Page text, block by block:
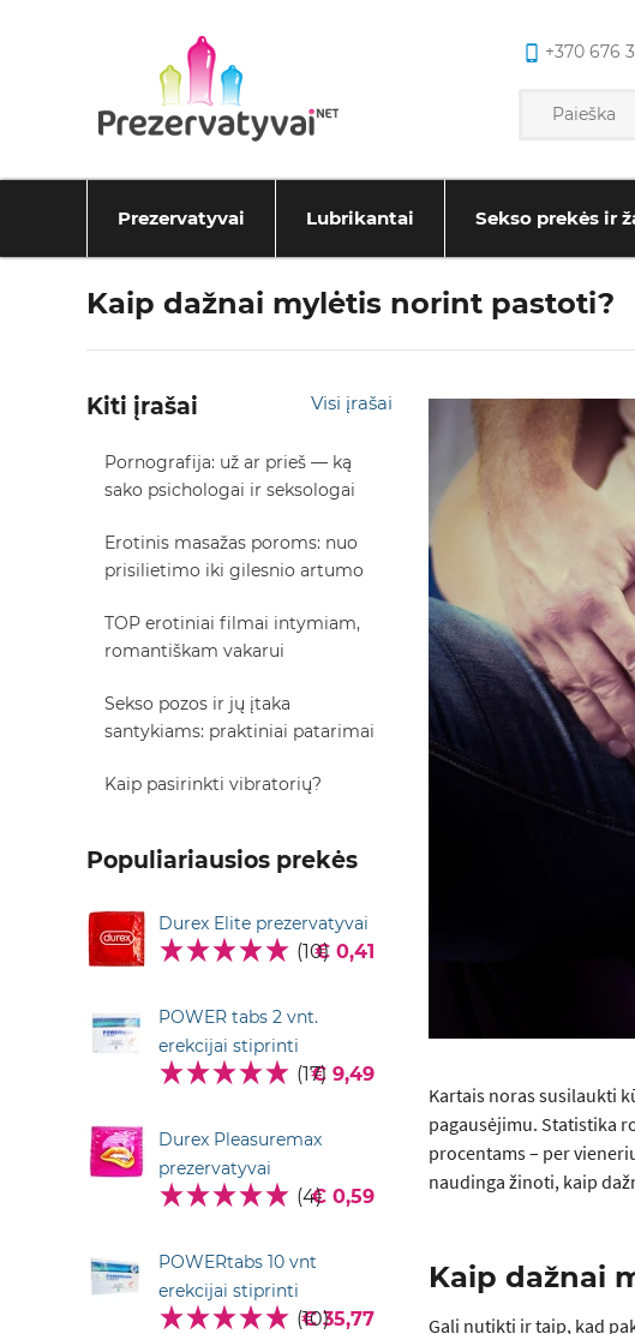
+370 676
Prezervatyvai Lubrikantai Sekso prekės ir
Kaip dažnai mylėtis norint pastoti?
Kiti įrašai Visi įrašai
Pornografija: už ar prieš — ką
sako psichologai ir seksologai
Erotinis masažas poroms: nuo
prisilietimo iki gilesnio artumo
TOP erotiniai filmai intymiam,
romantiškam vakarui
Sekso pozos ir jų įtaka
santykiams: praktiniai patarimai
Kaip pasirinkti vibratorių?
Populiariausios prekės
Durex Elite prezervatyvai
(10)€ 0,41
POWER tabs 2 vnt.
erekcijai stiprinti
(17)€ 9,49
Durex Pleasuremax
prezervatyvai
(4)€ 0,59
POWERtabs 10 vnt
erekcijai stiprinti
(10)
€ 35,77
Kartais noras susilaukti
pagausėjimu. Statistika
procentams – per
naudinga žinoti, kaip
Kaip dažnai
Gali nutikti ir taip, kad